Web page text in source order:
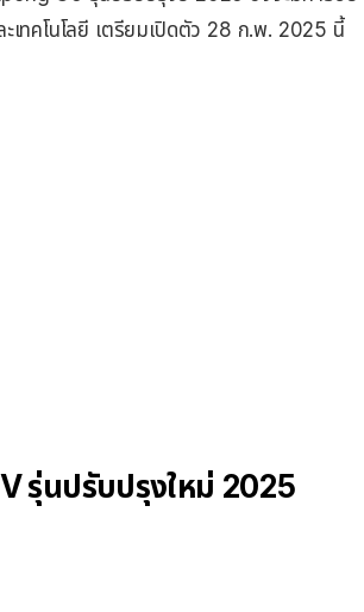
เทคโนโลยี เตรียมเปิดตัว 28 ก.พ. 2025 นี้
รุ่นปรับปรุงใหม่ 2025